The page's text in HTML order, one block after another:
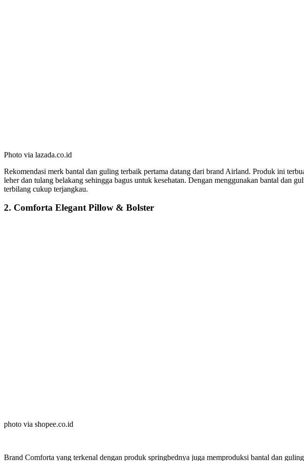
Photo via lazada.co.id
Rekomendasi merk bantal dan guling terbaik pertama datang dari brand Airland. Produk ini
leher dan tulang belakang sehingga bagus untuk kesehatan. Dengan menggunakan bantal dan
terbilang cukup terjangkau.
2. Comforta Elegant Pillow & Bolster
photo via shopee.co.id
Brand Comforta yang terkenal dengan produk springbednya juga memproduksi bantal dan